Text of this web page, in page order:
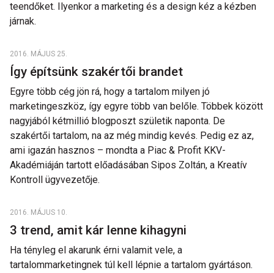
teendőket. Ilyenkor a marketing és a design kéz a kézben
járnak.
2016. MÁJUS 25.
Így építsünk szakértői brandet
Egyre több cég jön rá, hogy a tartalom milyen jó
marketingeszköz, így egyre több van belőle. Többek között
nagyjából kétmillió blogposzt születik naponta. De
szakértői tartalom, na az még mindig kevés. Pedig ez az,
ami igazán hasznos – mondta a Piac & Profit KKV-
Akadémiáján tartott előadásában Sipos Zoltán, a Kreatív
Kontroll ügyvezetője.
2016. MÁJUS 10.
3 trend, amit kár lenne kihagyni
Ha tényleg el akarunk érni valamit vele, a
tartalommarketingnek túl kell lépnie a tartalom gyártáson.